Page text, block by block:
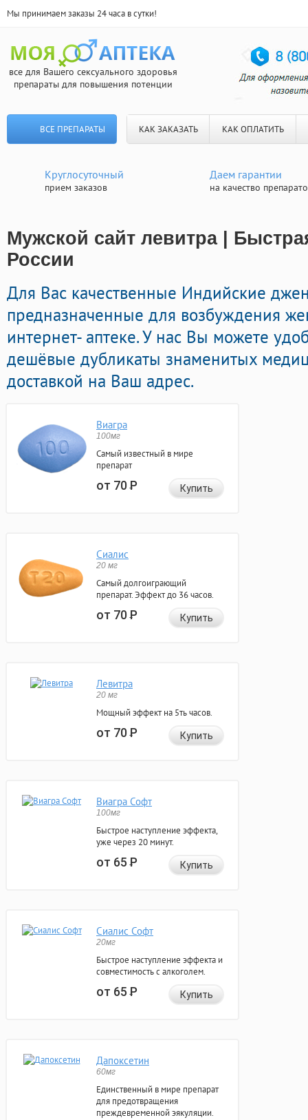
Мы принимаем заказы 24 часа в сутки!
все для Вашего сексуального здоровья
препараты для повышения потенции
ВСЕ ПРЕПАРАТЫ КАК ЗАКАЗАТЬ КАК ОПЛАТИТЬ
Круглосуточный
прием заказов
Даем гарантии
на качество
Мужской сайт левитра |
России
Для Вас качественные Индийские
предназначенные для возбуждения
интернет- аптеке. У нас Вы можете
дешёвые дубликаты знаменитых
доставкой на Ваш адрес.
Виагра
100мг
Самый известный в мире
препарат
от 70Р Купить
Сиалис
20 мг
Самый долгоиграющий
препарат. Эффект до 36 часов.
от 70Р Купить
Левитра
20 мг
Мощный эффект на 5ть часов.
от 70Р Купить
Виагра Софт
100мг
Быстрое наступление эффекта,
уже через 20 минут.
от 65Р Купить
Сиалис Софт
20мг
Быстрое наступление эффекта и
совместимость с алкоголем.
от 65Р Купить
Дапоксетин
60мг
Единственный в мире препарат
для предотвращения
преждевременной эякуляции.